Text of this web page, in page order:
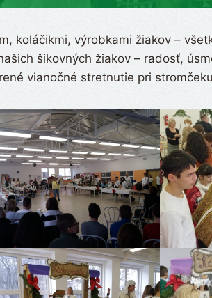
koláčikmi, výrobkami žiakov –
šikovných žiakov – radosť,
vianočné stretnutie pri